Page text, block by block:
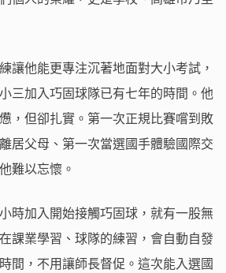
讓他能更專注沉著地面對大小考試，
三加入巧固球隊已有七年的時間。他
，但卻扎實。第一次正規比賽嚐到敗
居父母、第一次當選國手體驗國際交
難以忘懷。
時加入開始接觸巧固球，就有一股無
課業學習、球隊的練習，會自動自發
間，不用讓師長督促。這次能入選國